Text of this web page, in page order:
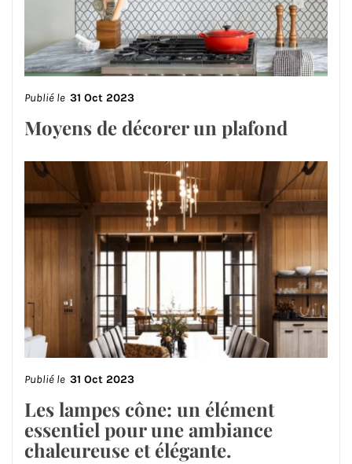
Publié le 31 Oct 2023
Moyens de décorer un plafond
Publié le 31 Oct 2023
Les lampes cône: un élément
essentiel pour une ambiance
chaleureuse et élégante.